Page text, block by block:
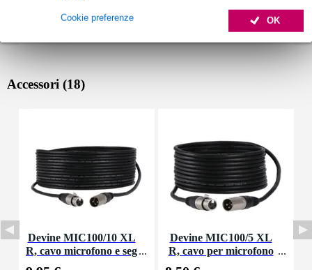
OK
Cookie preferenze
Accessori (18)
Devine MIC100/10 XL
R, cavo microfono e seg
Devine MIC100/5 XL
R, cavo per microfono